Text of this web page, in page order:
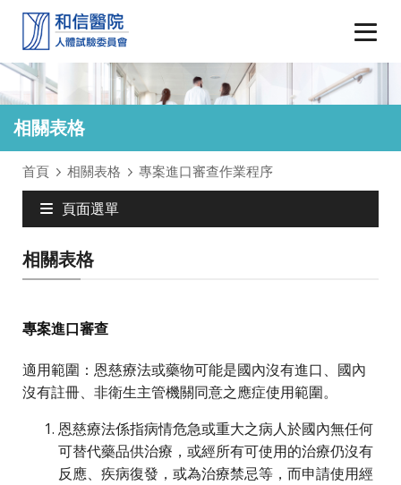
相關表格
首頁 相關表格 專案進口審查作業程序
頁面選單
相關表格
專案進口審查
適用範圍：恩慈療法或藥物可能是國內沒有進口、國內
沒有註冊、非衛生主管機關同意之應症使用範圍。
恩慈療法係指病情危急或重大之病人於國內無任何
可替代藥品供治療，或經所有可使用的治療仍沒有
反應、疾病復發，或為治療禁忌等，而申請使用經